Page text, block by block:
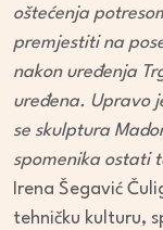
oštećenja
premjestiti na
nakon uređenja
uređena. Upravo
se skulptura
spomenika ostati
Irena Šegavić
tehničku kulturu,